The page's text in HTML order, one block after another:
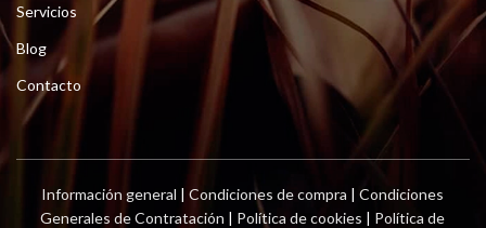
Servicios
Blog
Contacto
Información general |Condiciones de compra |Condiciones
Generales de Contratación | Política de cookies | Política de